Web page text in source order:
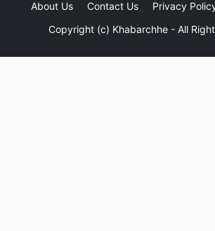
About Us Contact Us Privacy
Copyright (c) Khabarchhe - All